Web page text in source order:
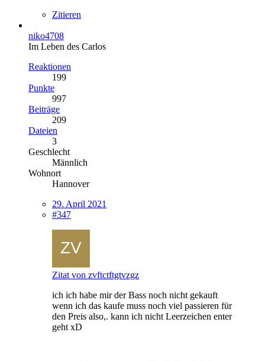
Zitieren
niko4708
Im Leben des Carlos
Reaktionen
199
Punkte
997
Beiträge
209
Dateien
3
Geschlecht
Männlich
Wohnort
Hannover
29. April 2021
#347
Zitat von zvftctftgtvzgz
ich ich habe mir der Bass noch nicht gekauft
wenn ich das kaufe muss noch viel passieren für
den Preis also,. kann ich nicht Leerzeichen enter
geht xD